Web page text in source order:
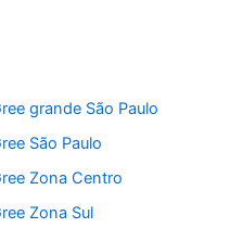
grande São Paulo
São Paulo
Zona Centro
Zona Sul